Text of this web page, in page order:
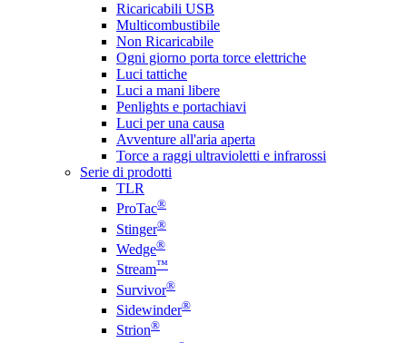
Ricaricabili USB
Multicombustibile
Non Ricaricabile
Ogni giorno porta torce elettriche
Luci tattiche
Luci a mani libere
Penlights e portachiavi
Luci per una causa
Avventure all'aria aperta
Torce a raggi ultravioletti e infrarossi
Serie di prodotti
TLR
ProTac®
Stinger®
Wedge®
Stream™
Survivor®
Sidewinder®
Strion®